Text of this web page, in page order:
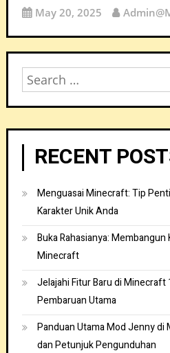
May 20, 2025
RECENT
Menguasai Minecraft: Tip
Karakter Unik Anda
Buka Rahasianya:
Minecraft
Jelajahi Fitur Baru di Minecraft
Pembaruan Utama
Panduan Utama Mod Jenny di
dan Petunjuk Pengunduhan